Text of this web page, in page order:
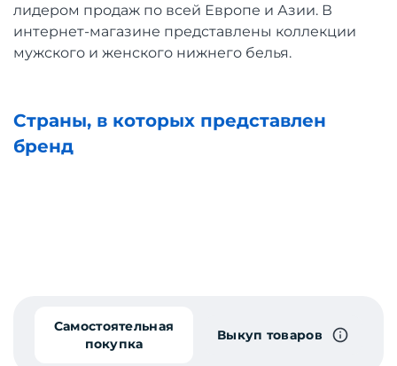
лидером продаж по всей Европе и Азии. В
интернет-магазине представлены коллекции
мужского и женского нижнего белья.
Страны, в которых представлен
бренд
Самостоятельная
покупка
Выкуп товаров